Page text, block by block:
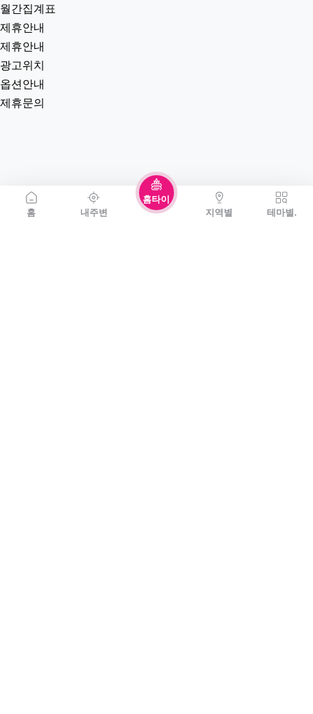
홈 내주변
홈타이
지역별
테마별.
월간집계표
제휴안내
제휴안내
광고위치
옵션안내
제휴문의